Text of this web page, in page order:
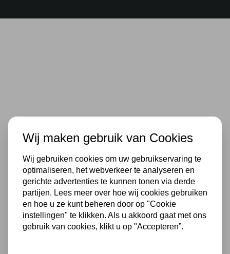
Wij maken gebruik van Cookies
Wij gebruiken cookies om uw gebruikservaring te
optimaliseren, het webverkeer te analyseren en
gerichte advertenties te kunnen tonen via derde
partijen. Lees meer over hoe wij cookies gebruiken
en hoe u ze kunt beheren door op "Cookie
instellingen" te klikken. Als u akkoord gaat met ons
gebruik van cookies, klikt u op "Accepteren”.